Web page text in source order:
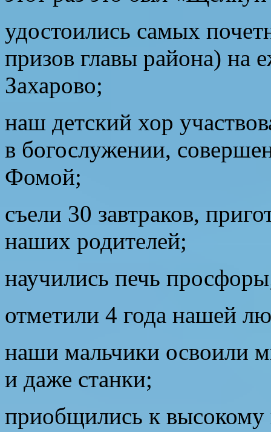
удостоились самых
призов главы района) на
Захарово;
наш детский хор
в богослужении,
Фомой;
съели 30 завтраков,
наших родителей;
научились печь
отметили 4 года нашей
наши мальчики освоили
и даже станки;
приобщились к высокому